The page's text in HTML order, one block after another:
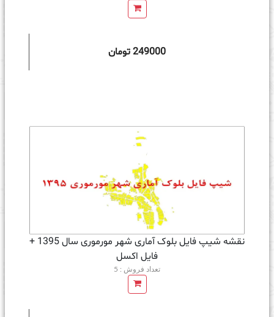
249000 تومان
نقشه شیپ فایل بلوک آماری شهر مورموری سال 1395 +
فايل اكسل
تعداد فروش : 5